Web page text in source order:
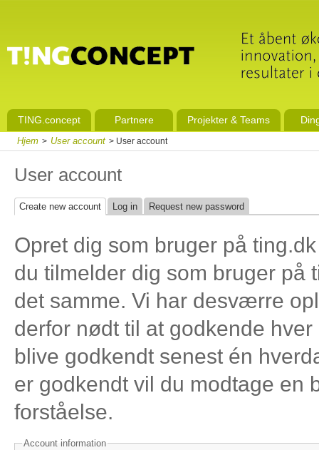
TING.concept Partnere Projekter & Teams
Hjem > User account > User account
User account
Create new account Log in Request new password
Opret dig som bruger på
du tilmelder dig som bruger
det samme. Vi har desværre
derfor nødt til at godkende
blive godkendt senest én
er godkendt vil du modtage en
forståelse.
Account information